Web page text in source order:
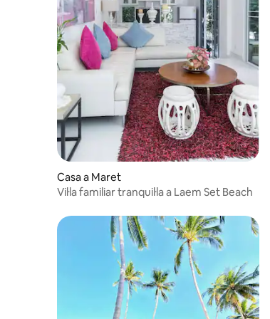
Casa a Maret
Vil·la familiar tranquil·la a Laem Set Beach